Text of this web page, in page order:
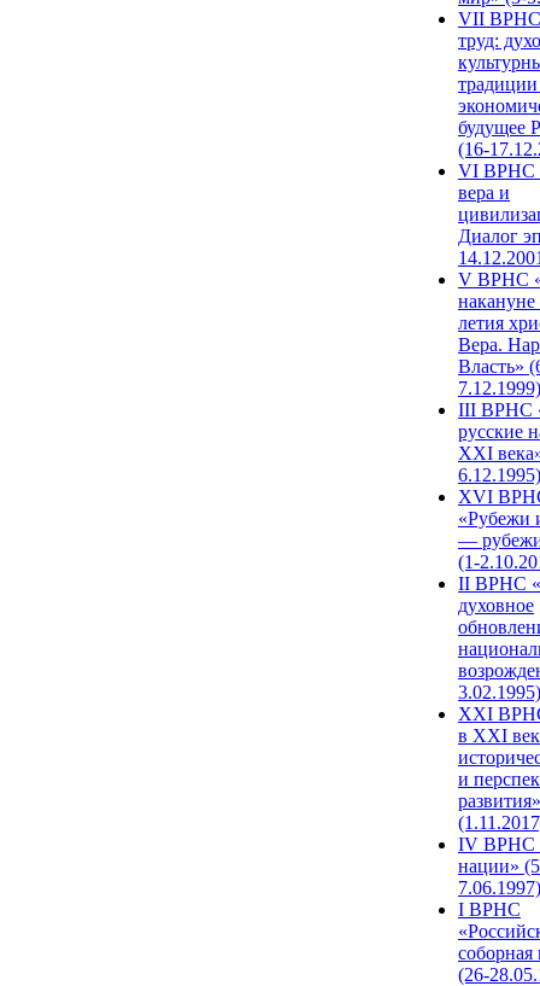
VII ВРНС
труд:
будущее
(16-
VI ВРНС
вера и
Диалог
V ВРНС
накануне
летия
Вера.
Власть»
7.12.1999)
III ВРНС
русские
XXI
6.12.1995)
XVI
«Рубежи
—
(1-
II ВРНС
духовное
3.02.1995)
XХI
в XXI
и
развития»
IV ВРНС
нации»
7.06.1997)
I ВРНС
(26-